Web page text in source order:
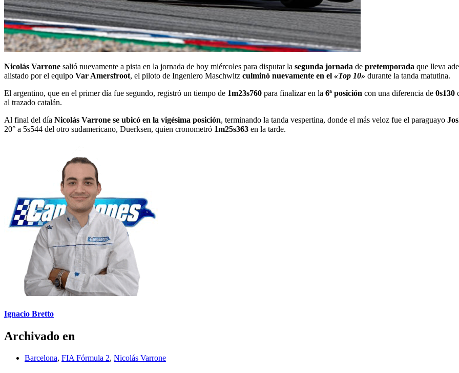
Nicolás Varrone salió nuevamente a pista en la jornada de hoy miércoles para disputar la segunda jornada de pretemporada que lleva
alistado por el equipo Var Amersfroot, el piloto de Ingeniero Maschwitz culminó nuevamente en el «Top 10» durante la tanda matutina.
El argentino, que en el primer día fue segundo, registró un tiempo de 1m23s760 para finalizar en la 6ª posición con una diferencia de 0s130
al trazado catalán.
Al final del día Nicolás Varrone se ubicó en la vigésima posición, terminando la tanda vespertina, donde el más veloz fue el paraguayo
20° a 5s544 del otro sudamericano, Duerksen, quien cronometró 1m25s363 en la tarde.
Ignacio Bretto
Archivado en
Barcelona, FIA Fórmula 2, Nicolás Varrone